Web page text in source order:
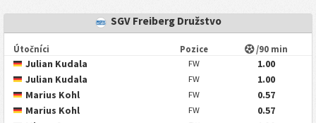
SGV Freiberg Družstvo
Útočníci Pozice /90 min
Julian Kudala FW
1.00
Julian Kudala
FW
1.00
Marius Kohl
FW
0.57
Marius Kohl
FW
0.57